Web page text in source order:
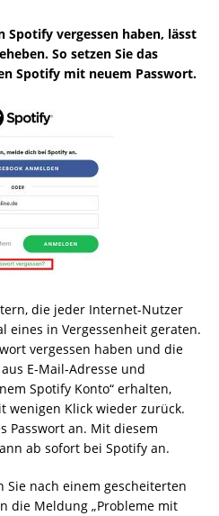
Spotify vergessen haben, lässt
So setzen Sie das
Spotify mit neuem Passwort.
die jeder Internet-Nutzer
eines in Vergessenheit geraten.
vergessen haben und die
E-Mail-Adresse und
Spotify Konto“ erhalten,
wenigen Klick wieder zurück.
Passwort an. Mit diesem
ab sofort bei Spotify an.
Sie nach einem gescheiterten
die Meldung „Probleme mit